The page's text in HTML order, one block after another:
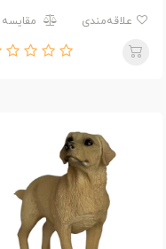
مقایسه